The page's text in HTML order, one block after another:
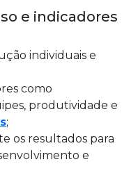
e indicadores
individuais e
como
produtividade e
;
os resultados para
e